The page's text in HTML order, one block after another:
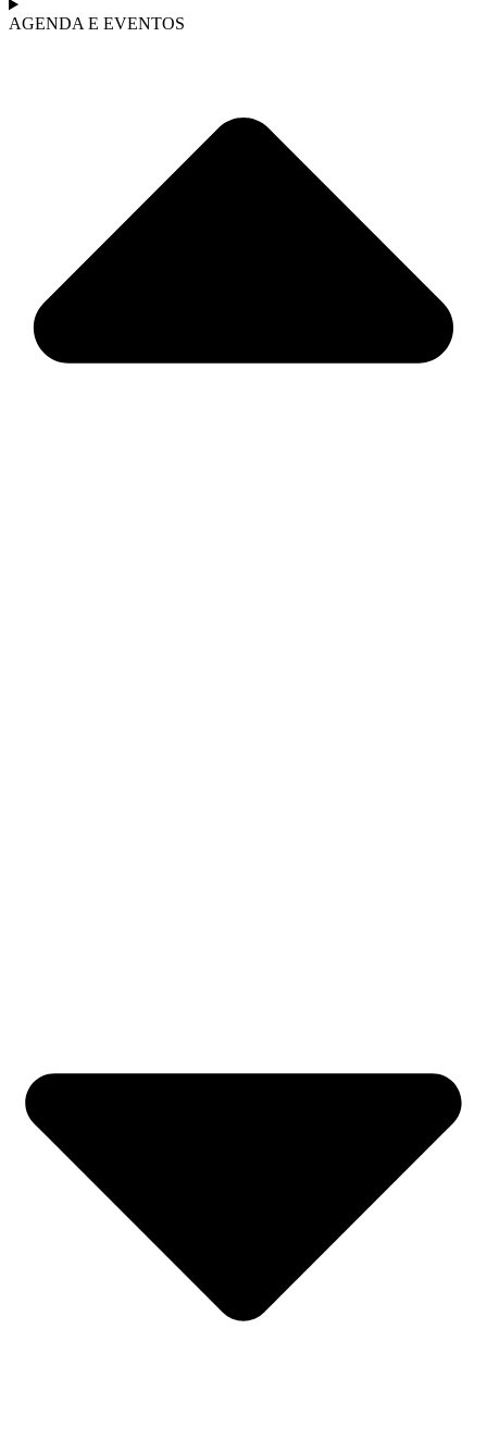
AGENDA E EVENTOS